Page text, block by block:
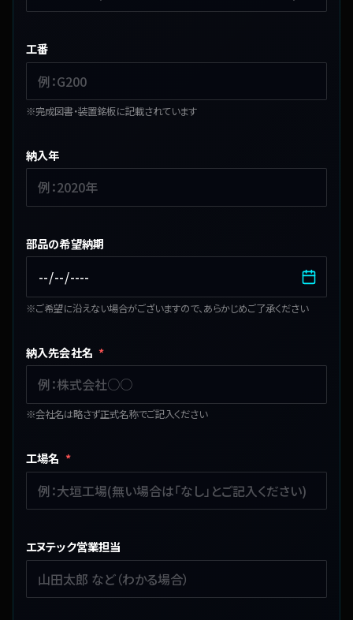
工番
※完成図書・装置銘板に記載されています
納入年
部品の希望納期
※ご希望に沿えない場合がございますので、あらかじめご了承ください
納入先会社名 *
※会社名は略さず正式名称でご記入ください
工場名 *
エヌテック営業担当